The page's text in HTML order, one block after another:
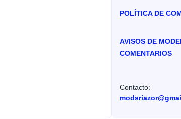
POLÍTICA DE
AVISOS DE
COMENTARIOS
Contacto: